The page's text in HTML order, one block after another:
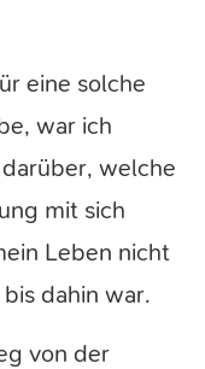
eine solche
war ich
welche
mit sich
Leben nicht
dahin war.
von der